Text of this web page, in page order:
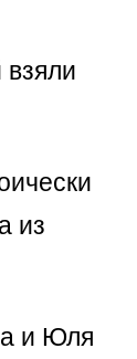
из
и Юля